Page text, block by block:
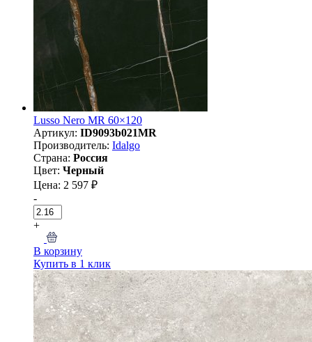
Lusso Nero MR 60×120
Артикул: ID9093b021MR
Производитель: Idalgo
Страна: Россия
Цвет: Черный
Цена: 2 597 ₽
-
+
В корзину
Купить в 1 клик